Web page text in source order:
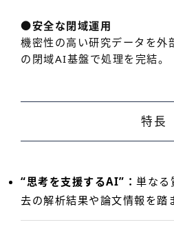
●安全な閉域運用
機密性の高い研究データを外
の閉域AI基盤で処理を完結。
特長
“思考を支援するAI”：単なる
去の解析結果や論文情報を踏